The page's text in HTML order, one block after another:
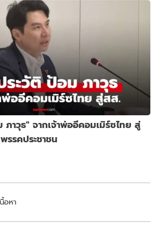
ภาวุธ" จากเจ้าพ่ออีคอมเมิร์ซไทย สู่
รคประชาชน
อหา